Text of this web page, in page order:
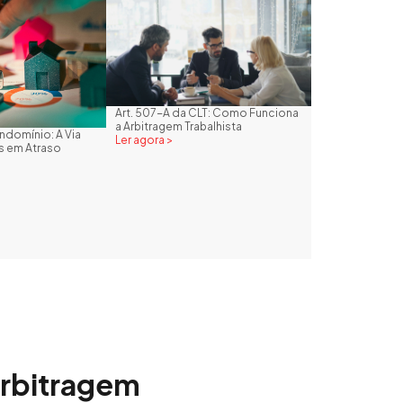
A Via
em Atraso
Art. 507-A da CLT: Como Funciona
a Arbitragem Trabalhista
Ler agora >